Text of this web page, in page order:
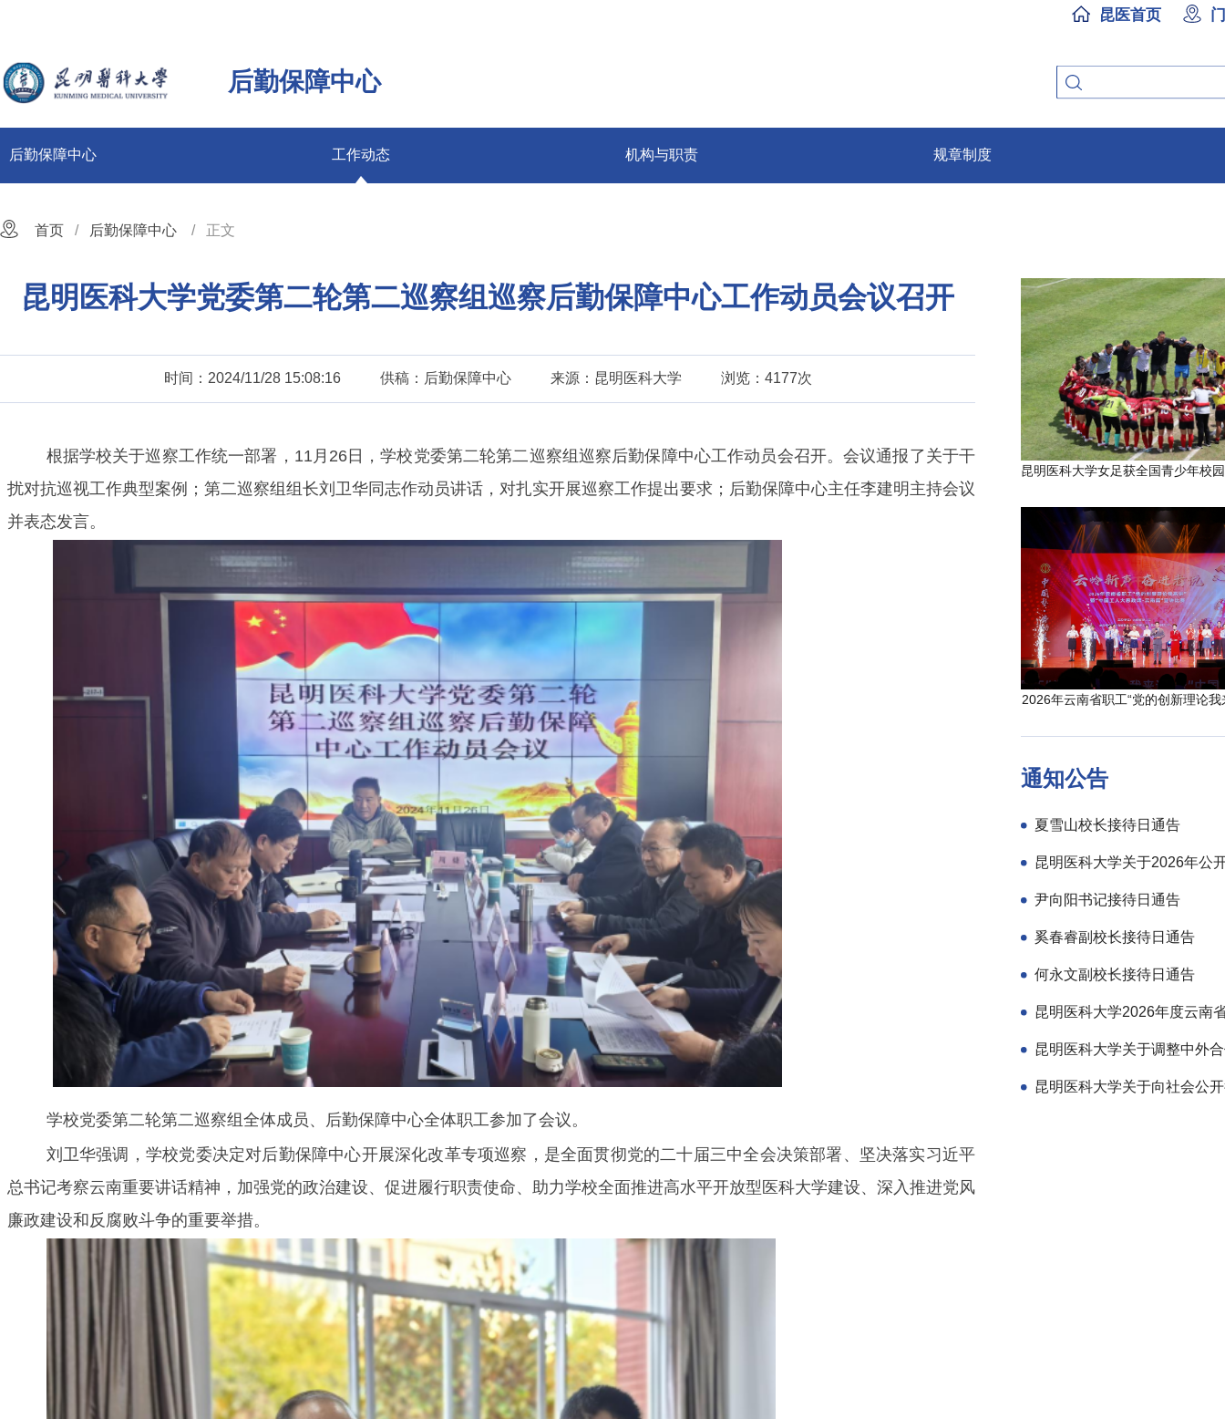
昆医首页
后勤保障中心
后勤保障中心 工作动态 机构与职责 规章制度
首页 后勤保障中心 正文
昆明医科大学党委第二轮第二巡察组巡察后勤保障中心工作动员会议召开
时间：2024/11/28 15:08:16 供稿：后勤保障中心 来源：昆明医科大学 浏览：4177次
根据学校关于巡察工作统一部署， 11月26日，学校党委第二轮第二巡察组巡察后勤保障中心工作动员会召开。会议通报了关于干
扰对抗巡视工作典型案例；第二巡察组组长刘卫华同志作动员讲话，对扎实开展巡察工作提出要求；后勤保障中心主任李建明主持会议
并表态发言。
学校党委第二轮第二巡察组全体成员、后勤保障中心全体职工参加了会议。
刘卫华强调，学校党委决定对后勤保障中心开展深化改革专项巡察，是全面贯彻党的二十届三中全会决策部署、坚决落实习近平
总书记考察云南重要讲话精神，加强党的政治建设、促进履行职责使命、助力学校全面推进高水平开放型医科大学建设、深入推进党风
廉政建设和反腐败斗争的重要举措。
2026年云南省职工“党的创新理论我
通知公告
夏雪山校长接待日通告
尹向阳书记接待日通告
奚春睿副校长接待日通告
何永文副校长接待日通告